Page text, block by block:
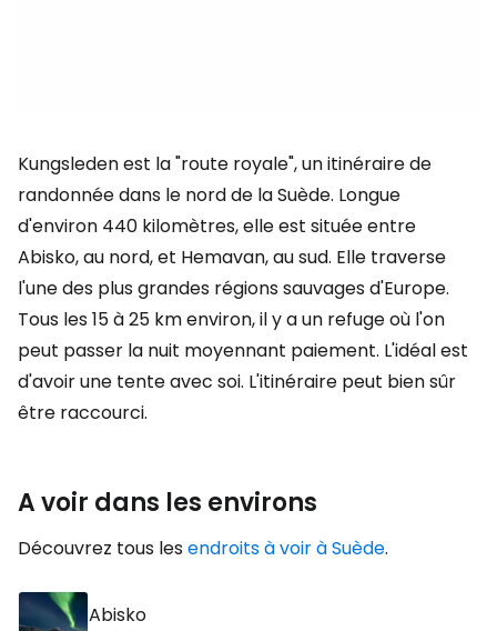
Kungsleden est la "route royale", un itinéraire de
randonnée dans le nord de la Suède. Longue
d'environ 440 kilomètres, elle est située entre
Abisko, au nord, et Hemavan, au sud. Elle traverse
l'une des plus grandes régions sauvages d'Europe.
Tous les 15 à 25 km environ, il y a un refuge où l'on
peut passer la nuit moyennant paiement. L'idéal est
d'avoir une tente avec soi. L'itinéraire peut bien sûr
être raccourci.
A voir dans les environs
Découvrez tous lesendroits à voir à Suède.
Abisko